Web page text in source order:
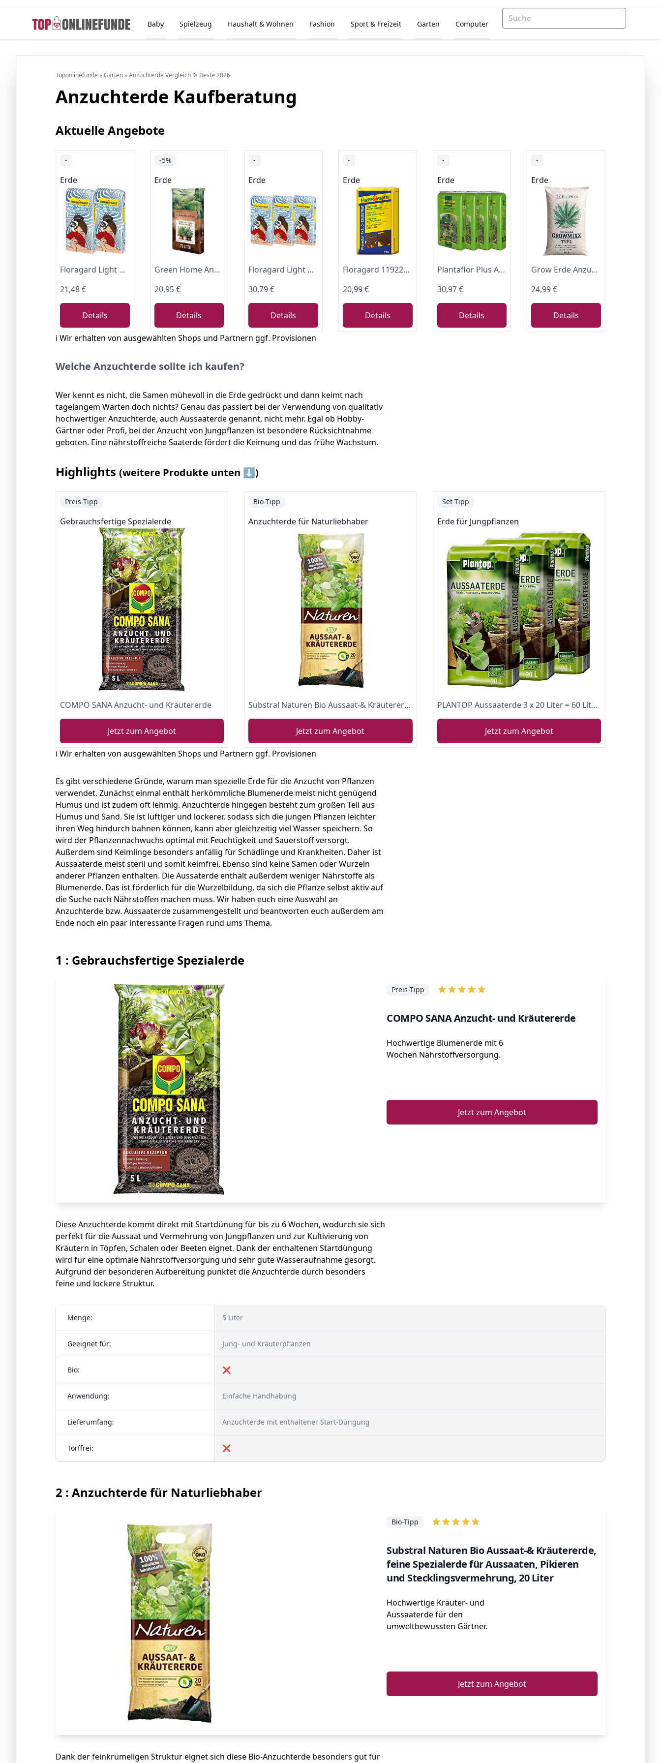
Baby Spielzeug Haushalt & Wohnen Fashion Sport & Freizeit Garten Computer
Toponlinefunde »Garten»Anzuchterde Vergleich ▷ Beste 2026
Anzuchterde Kaufberatung
Aktuelle Angebote
-
Erde
Floragard Light Mix Anzuchterde 40 L (2×20 L) – lockere Grow-Erde mit Perlite & Trichoderma für Samen, Stecklinge & Jungpflanzen – luftiges, pH-optimiertes Anzucht-Substrat, für 4 Wochen vorgedüngt
21,48 €
Details
-5%
Erde
Green Home Anzucht- & Kräutererde 72L – Aussaaterde für Gemüse & Kräuter, Anzuchterde für Samen & Tomaten, Hochbeeterde, Gemüseerde mit Langzeitnährstoffen, lockere Erde für optimale Keimung
20,95 €
Details
-
Erde
Floragard Light Mix Anzuchterde 60 L (3×20 L) – lockere Grow-Erde mit Perlite & Trichoderma für Samen, Stecklinge & Jungpflanzen – luftiges, pH-optimiertes Anzucht-Substrat, für 4 Wochen vorgedüngt
30,79 €
Details
-
Erde
Floragard 119229, Erde braun
20,99 €
Details
-
Erde
Plantaflor Plus Aussaaterde Kräutererde Ansaaterde Stecklingserde Erde Blumenerde 80 Liter (4 x 20 L)
30,97 €
Details
-
Erde
Grow Erde Anzuchterde Professional 80L, Perfekte Pflanzerde für gesundes & kräftiges Wachstum - Kultursubstrat mit Perlite, NPK und Mikroorganismen, optimaler pH-Wert 6,0 für Starke Wurzelbildung
24,99 €
Details
ℹ️ Wir erhalten von ausgewählten Shops und Partnern ggf. Provisionen
Welche Anzuchterde sollte ich kaufen?
Wer kennt es nicht, die Samen mühevoll in die Erde gedrückt und dann keimt nach
tagelangem Warten doch nichts? Genau das passiert bei der Verwendung von qualitativ
hochwertiger Anzuchterde, auch Aussaaterde genannt, nicht mehr. Egal ob Hobby-
Gärtner oder Profi, bei der Anzucht von Jungpflanzen ist besondere Rücksichtnahme
geboten. Eine nährstoffreiche Saaterde fördert die Keimung und das frühe Wachstum.
Highlights (weitere Produkte unten ⬇️)
Preis-Tipp
Gebrauchsfertige Spezialerde
COMPO SANA Anzucht- und Kräutererde
Jetzt zum Angebot
Bio-Tipp
Anzuchterde für Naturliebhaber
Substral Naturen Bio Aussaat-& Kräutererde, feine Spezialerde für Aussaaten, Pikieren und Stecklingsvermehrung, 20 Liter
Jetzt zum Angebot
Set-Tipp
Erde für Jungpflanzen
PLANTOP Aussaaterde 3 x 20 Liter = 60 Liter Anzuchterde Pikiererde
Jetzt zum Angebot
ℹ️ Wir erhalten von ausgewählten Shops und Partnern ggf. Provisionen
Es gibt verschiedene Gründe, warum man spezielle Erde für die Anzucht von Pflanzen
verwendet. Zunächst einmal enthält herkömmliche Blumenerde meist nicht genügend
Humus und ist zudem oft lehmig. Anzuchterde hingegen besteht zum großen Teil aus
Humus und Sand. Sie ist luftiger und lockerer, sodass sich die jungen Pflanzen leichter
ihren Weg hindurch bahnen können, kann aber gleichzeitig viel Wasser speichern. So
wird der Pflanzennachwuchs optimal mit Feuchtigkeit und Sauerstoff versorgt.
Außerdem sind Keimlinge besonders anfällig für Schädlinge und Krankheiten. Daher ist
Aussaaterde meist steril und somit keimfrei. Ebenso sind keine Samen oder Wurzeln
anderer Pflanzen enthalten. Die Aussaterde enthält außerdem weniger Nährstoffe als
Blumenerde. Das ist förderlich für die Wurzelbildung, da sich die Pflanze selbst aktiv auf
die Suche nach Nährstoffen machen muss. Wir haben euch eine Auswahl an
Anzuchterde bzw. Aussaaterde zusammengestellt und beantworten euch außerdem am
Ende noch ein paar interessante Fragen rund ums Thema.
1 : Gebrauchsfertige Spezialerde
COMPO SANA Anzucht- und Kräutererde
Preis-Tipp
Hochwertige Blumenerde mit 6
Wochen Nährstoffversorgung.
Jetzt zum Angebot
Diese Anzuchterde kommt direkt mit Startdünung für bis zu 6 Wochen, wodurch sie sich
perfekt für die Aussaat und Vermehrung von Jungpflanzen und zur Kultivierung von
Kräutern in Töpfen, Schalen oder Beeten eignet. Dank der enthaltenen Startdüngung
wird für eine optimale Nährstoffversorgung und sehr gute Wasseraufnahme gesorgt.
Aufgrund der besonderen Aufbereitung punktet die Anzuchterde durch besonders
feine und lockere Struktur.
Menge: 5 Liter
Geeignet für: Jung- und Kräuterpflanzen
Bio: ❌
Anwendung: Einfache Handhabung
Lieferumfang: Anzuchterde mit enthaltener Start-Düngung
Torffrei: ❌
2 : Anzuchterde für Naturliebhaber
Substral Naturen Bio Aussaat-& Kräutererde,
feine Spezialerde für Aussaaten, Pikieren
und Stecklingsvermehrung, 20 Liter
Bio-Tipp
Hochwertige Kräuter- und
Aussaaterde für den
umweltbewussten Gärtner.
Jetzt zum Angebot
Dank der feinkrümeligen Struktur eignet sich diese Bio-Anzuchterde besonders gut für